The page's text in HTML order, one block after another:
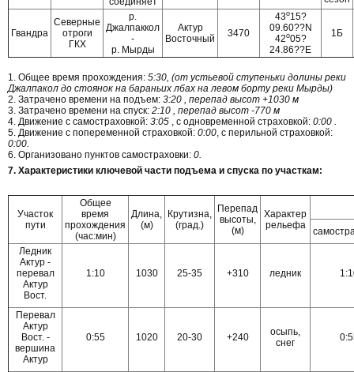
Гвандра
Северные
отроги
ГКХ
р.
Джалпаккол
-
р. Мырды
Актур
Восточный
3470
43о15?
09.60??N
42о05?
24.86??Е
1Б
1. Общее время прохождения: 5:30, (от устьевой ступеньки долины реки
Джалпакол до стоянок на бараньих лбах на левом борту реки Мырды)
2. Затрачено времени на подъем: 3:20 , перепад высот +1030 м
3. Затрачено времени на спуск: 2:10 , перепад высот -770 м
4. Движение с самостраховкой: 3:05 , с одновременной страховкой: 0:00 .
5. Движение с попеременной страховкой: 0:00, с перильной страховкой:
0:00.
6. Организовано пунктов самостраховки: 0.
7. Характеристики ключевой части подъема и спуска по участкам:
Участок
пути
Общее
время
прохождения
(час:мин)
Длина,
(м)
Крутизна,
(град.)
Перепад
высоты,
(м)
Характер
рельефа
Ледник
Актур -
перевал
Актур
Вост.
1:10 1030 25-35 +310 ледник
Перевал
Актур
Вост. -
вершина
Актур
0:55 1020 20-30 +240
осыпь,
снег